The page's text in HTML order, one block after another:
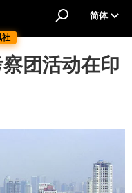
简体
团活动在印